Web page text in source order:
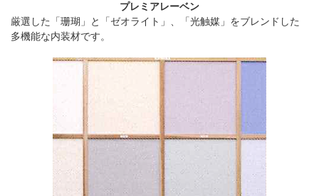
プレミアレーベン
厳選した「珊瑚」と「ゼオライト」、「光触媒」をブレンドした
多機能な内装材です。